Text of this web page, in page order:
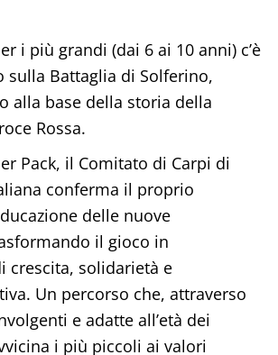
i più grandi (dai 6 ai 10 anni) c’è
sulla Battaglia di Solferino,
alla base della storia della
Rossa.
Pack, il Comitato di Carpi di
conferma il proprio
delle nuove
il gioco in
crescita, solidarietà e
Un percorso che, attraverso
e adatte all’età dei
i più piccoli ai valori